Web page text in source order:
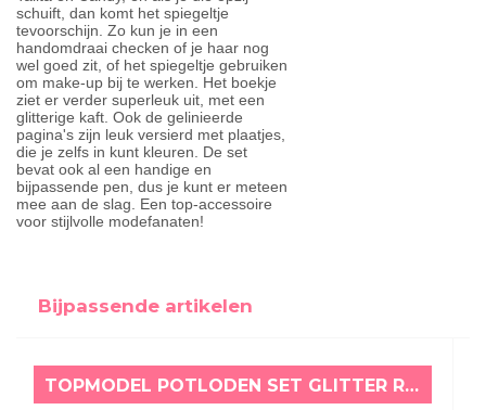
schuift, dan komt het spiegeltje
tevoorschijn. Zo kun je in een
handomdraai checken of je haar nog
wel goed zit, of het spiegeltje gebruiken
om make-up bij te werken. Het boekje
ziet er verder superleuk uit, met een
glitterige kaft. Ook de gelinieerde
pagina's zijn leuk versierd met plaatjes,
die je zelfs in kunt kleuren. De set
bevat ook al een handige en
bijpassende pen, dus je kunt er meteen
mee aan de slag. Een top-accessoire
voor stijlvolle modefanaten!
Bijpassende artikelen
TOPMODEL POTLODEN SET GLITTER ROZE